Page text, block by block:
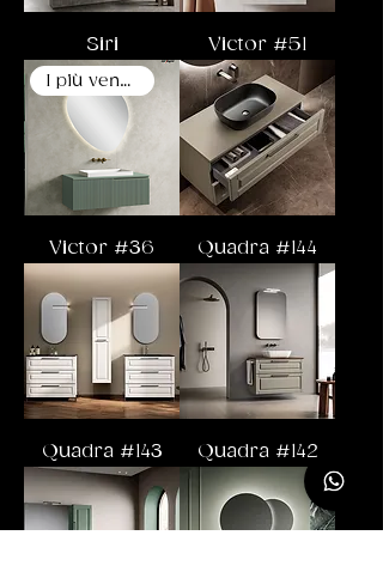
Siri Victor #51
I più venduti
Victor #36 Quadra #144
Quadra #143 Quadra #142